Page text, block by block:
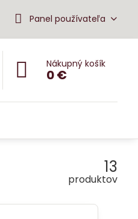
Panel používateľa
Nákupný košík
0 €
13
produktov